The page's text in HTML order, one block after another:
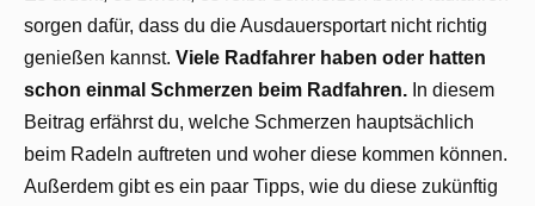
sorgen dafür, dass du die Ausdauersportart nicht richtig
genießen kannst. Viele Radfahrer haben oder hatten
schon einmal Schmerzen beim Radfahren. In diesem
Beitrag erfährst du, welche Schmerzen hauptsächlich
beim Radeln auftreten und woher diese kommen können.
Außerdem gibt es ein paar Tipps, wie du diese zukünftig